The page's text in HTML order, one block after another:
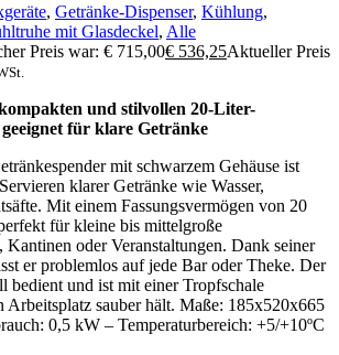
, Getränke-Dispenser, Kühlung,
mit Glasdeckel, Alle
Preis war: € 715,00€ 536,25Aktueller Preis
und stilvollen 20-Liter-
für klare Getränke
mit schwarzem Gehäuse ist
klarer Getränke wie Wasser,
Mit einem Fassungsvermögen von 20
für kleine bis mittelgroße
Kantinen oder Veranstaltungen. Dank seiner
er problemlos auf jede Bar oder Theke. Der
bedient und ist mit einer Tropfschale
Arbeitsplatz sauber hält. Maße: 185x520x665
0,5 kW – Temperaturbereich: +5/+10ºC